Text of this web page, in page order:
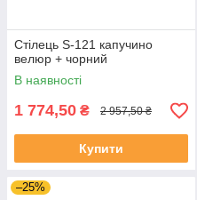
Стілець S-121 капучино
велюр + чорний
В наявності
1 774,50 ₴ 2 957,50 ₴
Купити
–25%